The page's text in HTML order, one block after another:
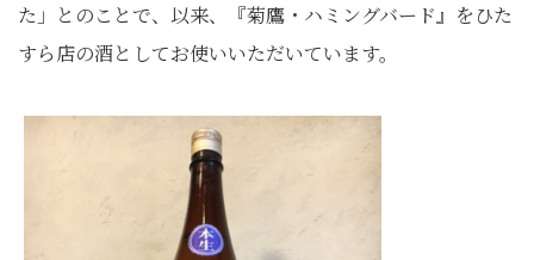
た」とのことで、以来、『菊鷹・ハミングバード』をひた
すら店の酒としてお使いいただいています。